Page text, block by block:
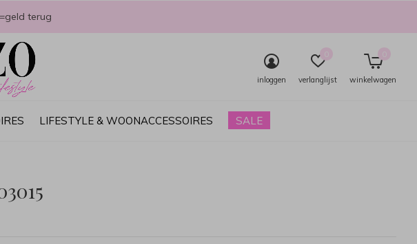
LIFESTYLE & WOONACCESSOIRES SALE
inloggen verlanglijst
0
winkelwagen
0
terug